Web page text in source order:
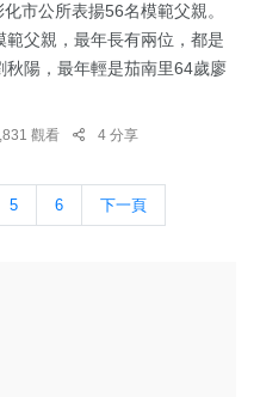
市公所表揚56名模範父親。
父親，最年長有兩位，都是
陽，最年輕是茄南里64歲廖
觀看 4 分享
5 6 下一頁